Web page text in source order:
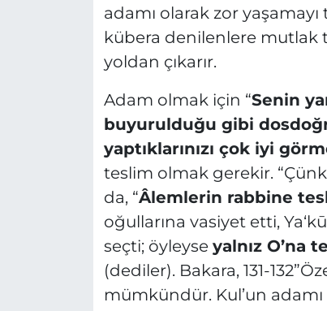
adamı olarak zor
kübera denilenlere mutlak
yoldan çıkarır.
Adam olmak için “Senin
buyurulduğu gibi
yaptıklarınızı çok iyi
teslim olmak gerekir.
da, “Âlemlerin rabbine
oğullarına vasiyet etti,
seçti; öyleyse yalnız O’na
(dediler). Bakara, 131-
mümkündür. Kul’un